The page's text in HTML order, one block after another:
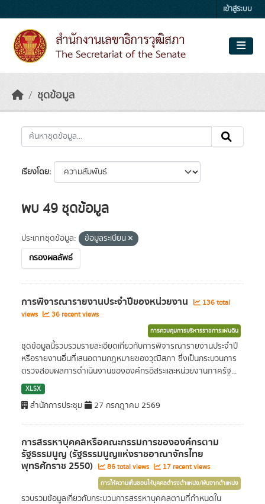
เข้าสู่ระบบ
ชุดข้อมูล
เรียงโดย
พบ 49 ชุดข้อมูล
ประเภทชุดข้อมูล:
ข้อมูลระเบียน
กรองผลลัพธ์
การพิจารณารายงานประจำปีของหน่วยงาน
136 total
views
36 recent views
การควบคุมการบริหารราชการแผ่นดิน
ชุดข้อมูลนี้รวบรวมรายละเอียดเกี่ยวกับการพิจารณารายงานประจำปี
หรือรายงานอื่นที่เสนอตามกฎหมายของวุฒิสภา ซึ่งเป็นกระบวนการ
ตรวจสอบผลการดำเนินงานขององค์กรอิสระและหน่วยงานภาครัฐ...
XLSX
สำนักการประชุม 27 กรกฎาคม 2569
การสรรหาบุคคลหรือคณะกรรมการขององค์กรตาม
รัฐธรรมนูญ (รัฐธรรมนูญแห่งราชอาณาจักรไทย
พุทธศักราช 2550) 86 total views 17 recent views
การให้ความเห็นชอบให้บุคคลดำรงตำแหน่ง/พ้นจากตำแหน่ง
รวบรวมข้อมูลเกี่ยวกับกระบวนการสรรหาบุคคลตามที่กำหนดใน